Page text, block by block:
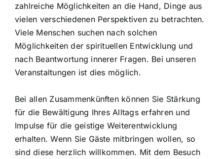
zahlreiche Möglichkeiten an die Hand, Dinge aus
vielen verschiedenen Perspektiven zu betrachten.
Viele Menschen suchen nach solchen
Möglichkeiten der spirituellen Entwicklung und
nach Beantwortung innerer Fragen. Bei unseren
Veranstaltungen ist dies möglich.
Bei allen Zusammenkünften können Sie Stärkung
für die Bewältigung Ihres Alltags erfahren und
Impulse für die geistige Weiterentwicklung
erhalten. Wenn Sie Gäste mitbringen wollen, so
sind diese herzlich willkommen. Mit dem Besuch